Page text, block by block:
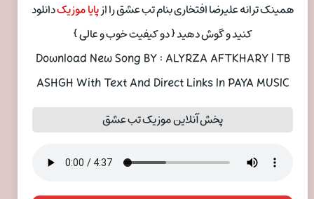
همینک ترانه علیرضا افتخاری بنام تب عشق را ازپایا موزیکدانلود
کنید و گوش دهید { دو کیفیت خوب و عالی }
Download New Song BY : ALYRZA AFTKHARY | TB
ASHGH With Text And Direct Links In PAYA MUSIC
پخش آنلاین موزیک تب عشق